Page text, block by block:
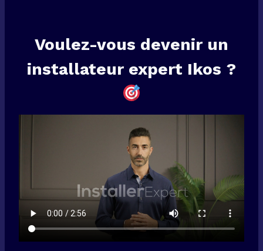
Voulez-vous devenir un
installateur expert Ikos ?